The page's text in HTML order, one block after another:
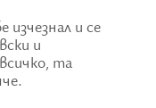
и се
и
та